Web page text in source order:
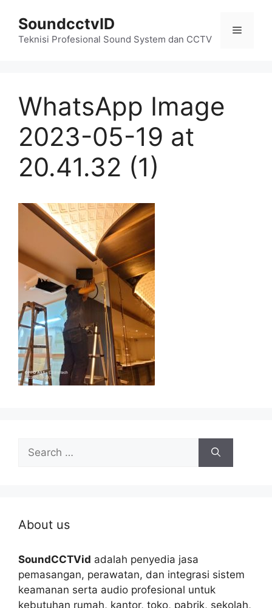
content
SoundcctvID
Teknisi Profesional Sound System dan CCTV
Menu
WhatsApp Image
2023-05-19 at
20.41.32 (1)
Search
for:
About us
SoundCCTVid adalah penyedia jasa
pemasangan, perawatan, dan integrasi sistem
keamanan serta audio profesional untuk
kebutuhan rumah, kantor, toko, pabrik, sekolah,